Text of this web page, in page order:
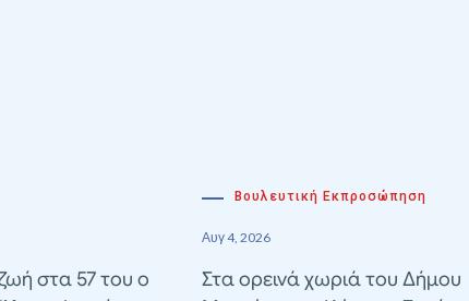
στα 57 του ο
Βουλευτική Εκπροσώπηση
Αυγ 4, 2026
Στα ορεινά χωριά του Δήμου